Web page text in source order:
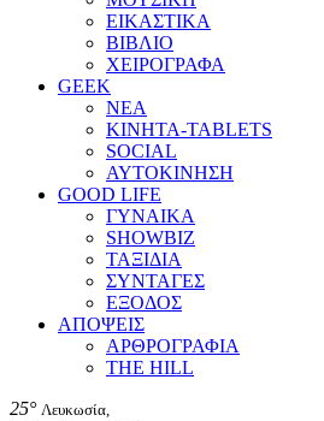
ΕΙΚΑΣΤΙΚΑ
ΒΙΒΛΙΟ
ΧΕΙΡΟΓΡΑΦΑ
GEEK
ΝΕΑ
ΚΙΝΗΤΑ-TABLETS
SOCIAL
ΑΥΤΟΚΙΝΗΣΗ
GOOD LIFE
ΓΥΝΑΙΚΑ
SHOWBIZ
ΤΑΞΙΔΙΑ
ΣΥΝΤΑΓΕΣ
ΕΞΟΔΟΣ
ΑΠΟΨΕΙΣ
ΑΡΘΡΟΓΡΑΦΙΑ
THE HILL
25° Λευκωσία,